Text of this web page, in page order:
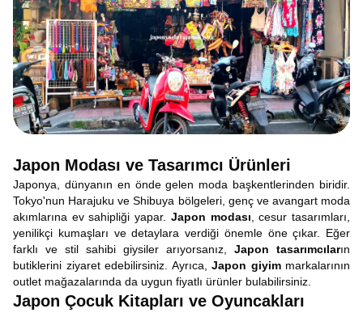
Japon Modası ve Tasarımcı Ürünleri
Japonya, dünyanın en önde gelen moda başkentlerinden biridir.
Tokyo'nun Harajuku ve Shibuya bölgeleri, genç ve avangart moda
akımlarına ev sahipliği yapar. Japon modası , cesur tasarımları,
yenilikçi kumaşları ve detaylara verdiği önemle öne çıkar. Eğer
farklı ve stil sahibi giysiler arıyorsanız, Japon tasarımcıların
butiklerini ziyaret edebilirsiniz. Ayrıca, Japon giyimmarkalarının
outlet mağazalarında da uygun fiyatlı ürünler bulabilirsiniz.
Japon Çocuk Kitapları ve Oyuncakları